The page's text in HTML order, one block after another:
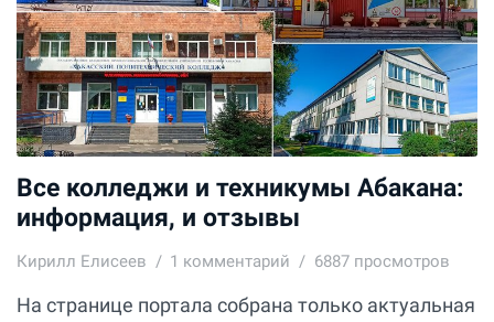
Все колледжи и техникумы Абакана:
информация, и отзывы
Кирилл Елисеев 1 комментарий 6887 просмотров
На странице портала собрана только актуальная